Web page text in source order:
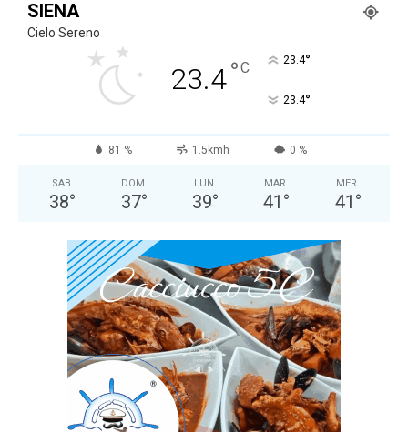
SIENA
Cielo Sereno
23.4°C 23.4°
23.4°
81 % 1.5kmh 0 %
SAB
38°
DOM
37°
LUN
39°
MAR
41 °
MER
41 °